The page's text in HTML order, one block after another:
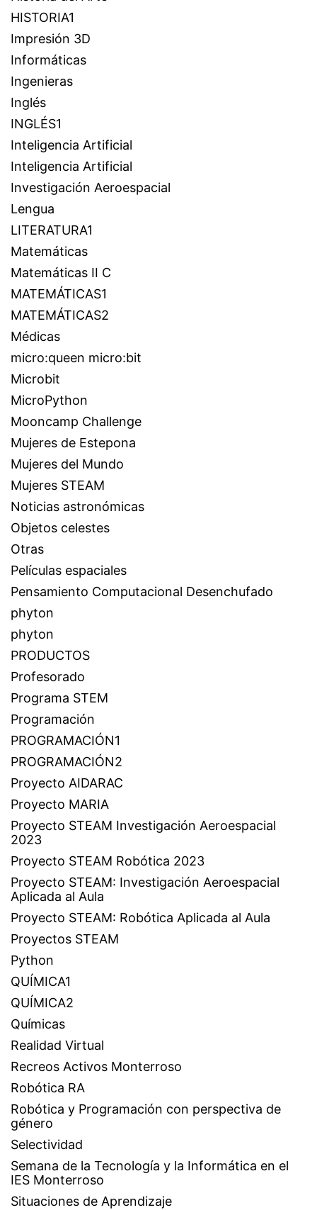
HISTORIA1
Impresión 3D
Informáticas
Ingenieras
Inglés
INGLÉS1
Inteligencia Artificial
Inteligencia Artificial
Investigación Aeroespacial
Lengua
LITERATURA1
Matemáticas
Matemáticas II C
MATEMÁTICAS1
MATEMÁTICAS2
Médicas
micro:queen micro:bit
Microbit
MicroPython
Mooncamp Challenge
Mujeres de Estepona
Mujeres del Mundo
Mujeres STEAM
Noticias astronómicas
Objetos celestes
Otras
Películas espaciales
Pensamiento Computacional Desenchufado
phyton
phyton
PRODUCTOS
Profesorado
Programa STEM
Programación
PROGRAMACIÓN1
PROGRAMACIÓN2
Proyecto AIDARAC
Proyecto MARIA
Proyecto STEAM Investigación Aeroespacial
2023
Proyecto STEAM Robótica 2023
Proyecto STEAM: Investigación Aeroespacial
Aplicada al Aula
Proyecto STEAM: Robótica Aplicada al Aula
Proyectos STEAM
Python
QUÍMICA1
QUÍMICA2
Químicas
Realidad Virtual
Recreos Activos Monterroso
Robótica RA
Robótica y Programación con perspectiva de
género
Selectividad
Semana de la Tecnología y la Informática en el
IES Monterroso
Situaciones de Aprendizaje